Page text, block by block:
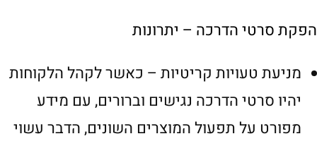
הפקת סרטי הדרכה – יתרונות
מניעת טעויות קריטיות – כאשר לקהל הלקוחות
יהיו סרטי הדרכה נגישים וברורים, עם מידע
מפורט על תפעול המוצרים השונים, הדבר עשוי